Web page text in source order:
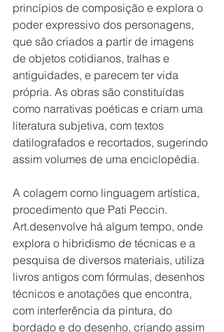
princípios de composição e explora o
poder expressivo dos personagens,
que são criados a partir de imagens
de objetos cotidianos, tralhas e
antiguidades, e parecem ter vida
própria. As obras são constituídas
como narrativas poéticas e criam uma
literatura subjetiva, com textos
datilografados e recortados, sugerindo
assim volumes de uma enciclopédia.
A colagem como linguagem artística,
procedimento que Pati Peccin.
Art.desenvolve há algum tempo, onde
explora o hibridismo de técnicas e a
pesquisa de diversos materiais, utiliza
livros antigos com fórmulas, desenhos
técnicos e anotações que encontra,
com interferência da pintura, do
bordado e do desenho, criando assim